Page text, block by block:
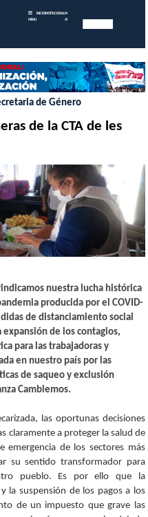
MENU
INICIOINSTITUCIONAL MEMORIAS
ANUALES
de Género
de la CTA de les
nuestra lucha histórica
producida por el COVID-
de distanciamiento social
de los contagios,
para las trabajadoras y
en nuestro país por las
de saqueo y exclusión
Cambiemos.
las oportunas decisiones
claramente a proteger la salud de
emergencia de los sectores más
su sentido transformador para
pueblo. Es por ello que la
la suspensión de los pagos a los
de un impuesto que grave las